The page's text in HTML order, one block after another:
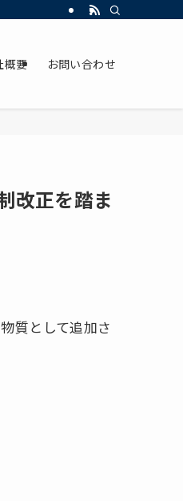
概要 お問い合わせ
改正を踏ま
質として追加さ